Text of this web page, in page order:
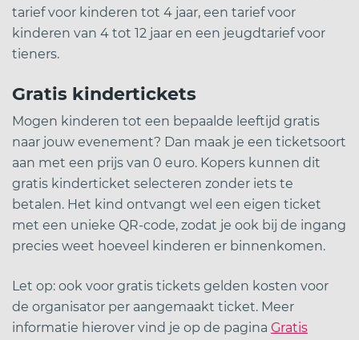
tarief voor kinderen tot 4 jaar, een tarief voor
kinderen van 4 tot 12 jaar en een jeugdtarief voor
tieners.
Gratis kindertickets
Mogen kinderen tot een bepaalde leeftijd gratis
naar jouw evenement? Dan maak je een ticketsoort
aan met een prijs van 0 euro. Kopers kunnen dit
gratis kinderticket selecteren zonder iets te
betalen. Het kind ontvangt wel een eigen ticket
met een unieke QR-code, zodat je ook bij de ingang
precies weet hoeveel kinderen er binnenkomen.
Let op: ook voor gratis tickets gelden kosten voor
de organisator per aangemaakt ticket. Meer
informatie hierover vind je op de pagina Gratis